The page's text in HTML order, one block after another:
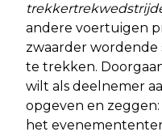
andere voertuigen
zwaarder wordende
te trekken.
wilt als deelnemer
opgeven en zeggen:
het